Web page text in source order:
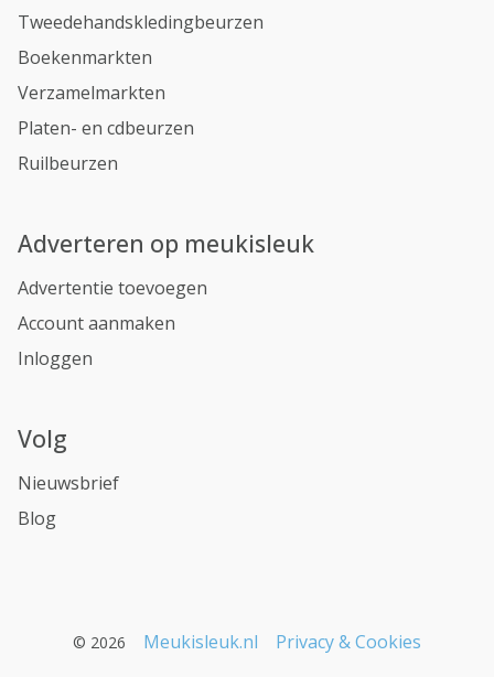
Tweedehandskledingbeurzen
Boekenmarkten
Verzamelmarkten
Platen- en cdbeurzen
Ruilbeurzen
Adverteren op meukisleuk
Advertentie toevoegen
Account aanmaken
Inloggen
Volg
Nieuwsbrief
Blog
© 2026 Meukisleuk.nl
Privacy & Cookies